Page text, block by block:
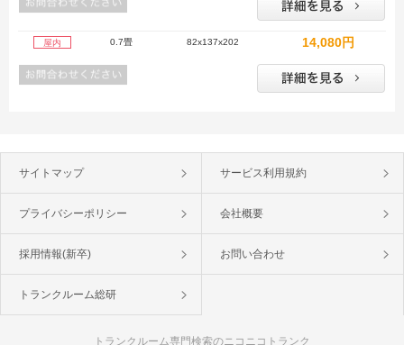
屋内 0.7畳 82x137x202 14,080円
サイトマップ サービス利用規約
プライバシーポリシー 会社概要
採用情報(新卒) お問い合わせ
トランクルーム総研
トランクルーム専門検索のニコニコトランク